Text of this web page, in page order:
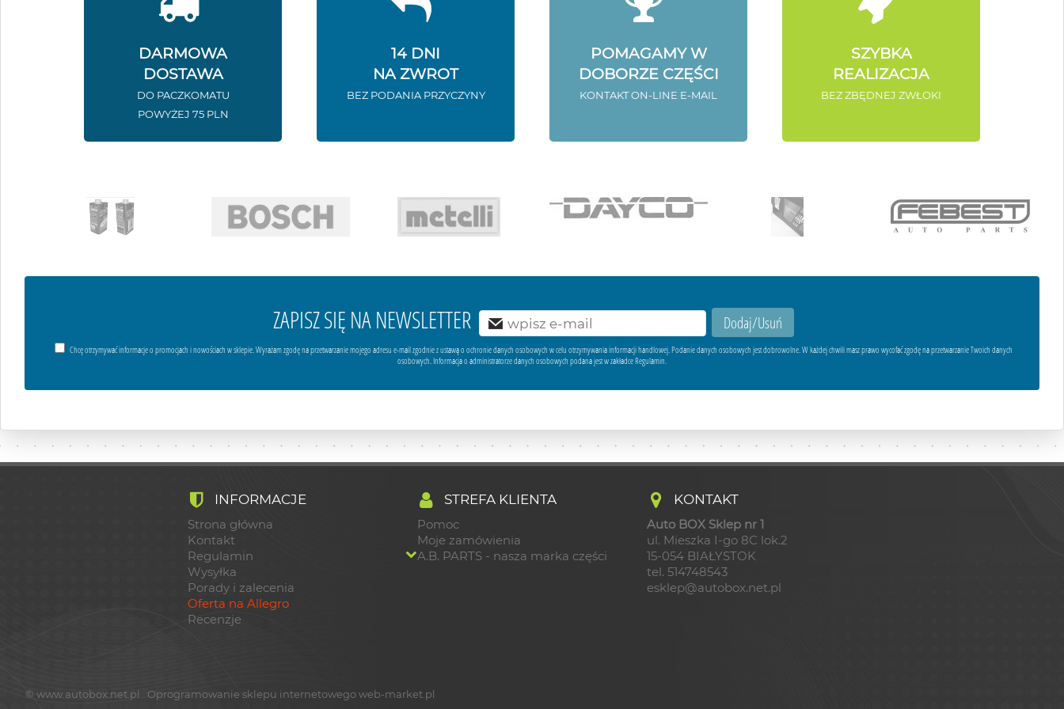
DARMOWA
DOSTAWA
DO PACZKOMATU
POWYŻEJ 75 PLN
14 DNI
NA ZWROT
BEZ PODANIA PRZYCZYNY
POMAGAMY W
DOBORZE CZĘŚCI
KONTAKT ON-LINE E-MAIL
SZYBKA
REALIZACJA
BEZ ZBĘDNEJ ZWŁOKI
ZAPISZ SIĘ NA NEWSLETTER
Chcę otrzymywać informacje o promocjach i nowościach w sklepie. Wyrażam zgodę na przetwarzanie mojego adresu e-mail zgodnie z ustawą o ochronie danych osobowych w celu otrzymywania informacji handlowej. Podanie danych osobowych jest dobrowolne. W każdej chwili masz prawo wycofać zgodę na przetwarzanie Twoich danych
osobowych. Informacja o administratorze danych osobowych podana jest w zakładce Regulamin.
INFORMACJE
Strona główna
Kontakt
Regulamin
Wysyłka
Porady i zalecenia
Oferta na Allegro
Recenzje
STREFA KLIENTA
Pomoc
Moje zamówienia
A.B. PARTS - nasza marka części
KONTAKT
Auto BOX Sklep nr 1
ul. Mieszka I-go 8C lok.2
15-054 BIAŁYSTOK
tel. 514748543
esklep@autobox.net.pl
© www.autobox.net.pl Oprogramowanie sklepu internetowego web-market.pl